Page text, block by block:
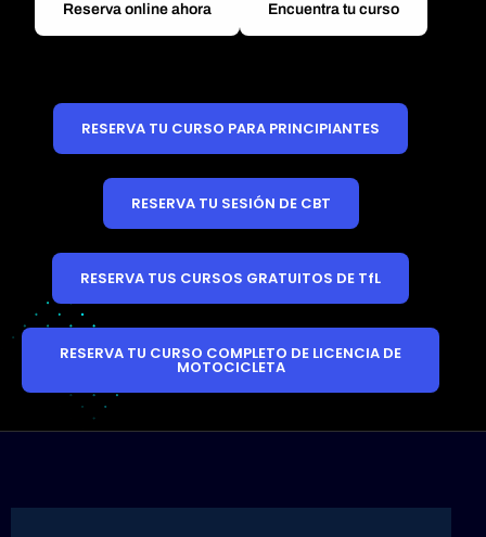
Reserva online ahora Encuentra tu curso
RESERVA TU CURSO PARA PRINCIPIANTES
RESERVA TU SESIÓN DE CBT
RESERVA TUS CURSOS GRATUITOS DE TfL
RESERVA TU CURSO COMPLETO DE LICENCIA DE
MOTOCICLETA